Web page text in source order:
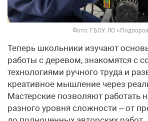
Фото: ГБОУ ЛО
Теперь школьники изучают
работы с деревом, знакомятся с
технологиями ручного труда и
креативное мышление через
Мастерские позволяют работать
разного уровня сложности – от